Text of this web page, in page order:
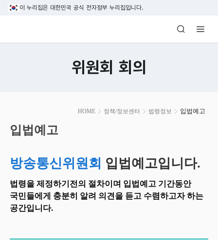
본문 바로가기
이 누리집은 대한민국 공식 전자정부 누리집입니다.
방송미디어통신위원회 Korea Media
위원회 회의
HOME 정책/정보센터 법령정보 입법예고
시
작
입법예고
방송통신위원회 입법예고입니다.
법령을 제정하기전의 절차이며 입법예고 기간동안
국민들에게 충분히 알려 의견을 듣고 수렴하고자 하는
공간입니다.